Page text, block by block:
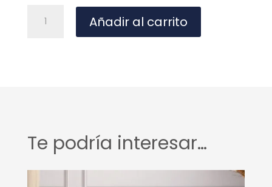
cantidad
Añadir al carrito
i
Te podría interesar…